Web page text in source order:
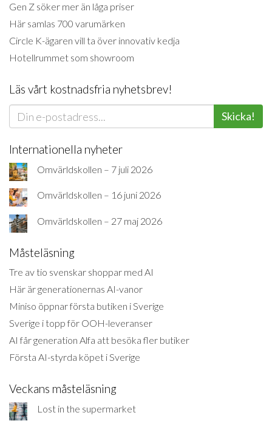
Gen Z söker mer än låga priser
Här samlas 700 varumärken
Circle K-ägaren vill ta över innovativ kedja
Hotellrummet som showroom
Läs vårt kostnadsfria nyhetsbrev!
Skicka!
Internationella nyheter
Omvärldskollen – 7 juli 2026
Omvärldskollen – 16 juni 2026
Omvärldskollen – 27 maj 2026
Måsteläsning
Tre av tio svenskar shoppar med AI
Här är generationernas AI-vanor
Miniso öppnar första butiken i Sverige
Sverige i topp för OOH-leveranser
AI får generation Alfa att besöka fler butiker
Första AI-styrda köpet i Sverige
Veckans måsteläsning
Lost in the supermarket